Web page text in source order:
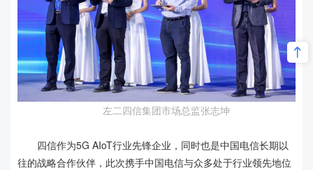
左二四信集团市场总监张志坤
四信作为5G AIoT行业先锋企业，同时也是中国电信长期以
往的战略合作伙伴，此次携手中国电信与众多处于行业领先地位